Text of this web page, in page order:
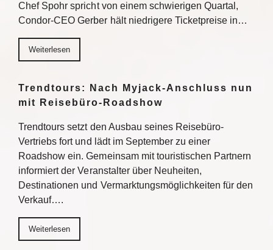
Chef Spohr spricht von einem schwierigen Quartal,
Condor-CEO Gerber hält niedrigere Ticketpreise in…
Weiterlesen
Trendtours: Nach Myjack-Anschluss nun
mit Reisebüro-Roadshow
Trendtours setzt den Ausbau seines Reisebüro-
Vertriebs fort und lädt im September zu einer
Roadshow ein. Gemeinsam mit touristischen Partnern
informiert der Veranstalter über Neuheiten,
Destinationen und Vermarktungsmöglichkeiten für den
Verkauf….
Weiterlesen